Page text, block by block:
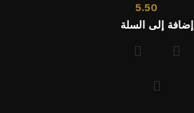
5.50
إضافة إلى السلة